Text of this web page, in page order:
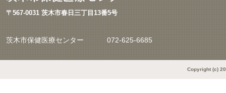
〒567-0031 茨木市春日三丁目13番5号
茨木市保健医療センター 072-625-6685
Copyright (c)